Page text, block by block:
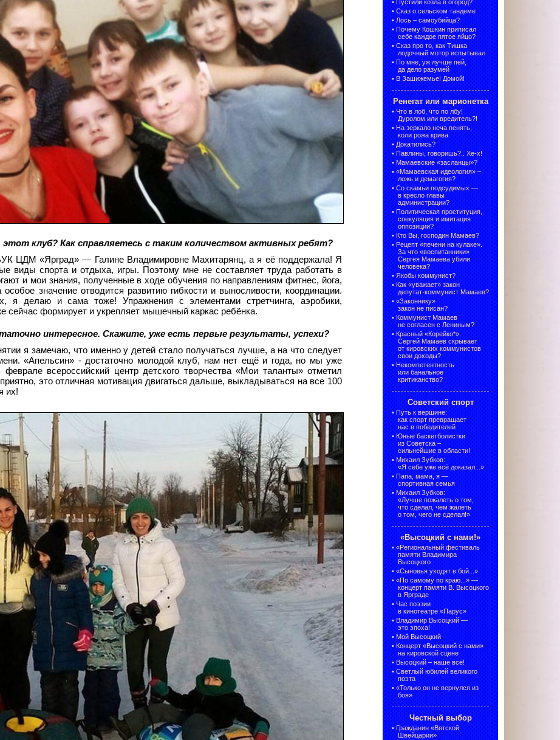
клуб? Как справляетесь с таким количеством активных ребят?
ЦДМ «Ярград» — Галине Владимировне Махитарянц, а я её поддержала! Я
виды спорта и отдыха, игры. Поэтому мне не составляет труда работать в
и мои знания, полученные в ходе обучения по направлениям фитнес, йога,
значение отводится развитию гибкости и выносливости, координации.
я делаю и сама тоже! Упражнения с элементами стретчинга, аэробики,
сейчас формирует и укрепляет мышечный каркас ребёнка.
интересное. Скажите, уже есть первые результаты, успехи?
я замечаю, что именно у детей стало получаться лучше, а на что следует
«Апельсин» - достаточно молодой клуб, нам нет ещё и года, но мы уже
всероссийский центр детского творчества «Мои таланты» отметил
это отличная мотивация двигаться дальше, выкладываться на все 100
их!
• Пустили козла в огород?
• Сказ о сельском тандеме
• Лось – самоубийца?
• Почему Кошкин приписал
себе каждое пятое яйцо?
• Сказ про то, как Тишка
лодочный мотор испытывал
• По мне, уж лучше пей,
да дело разумей
• В Зашижемье! Домой!
Ренегат или марионетка
• Что в лоб, что по лбу!
Дуролом или вредитель?!
• На зеркало неча пенять,
коли рожа крива
• Докатились?
• Павлины, говоришь?.. Хе-х!
• Мамаевские «засланцы»?
• «Мамаевская идеология» –
ложь и демагогия?
• Со скамьи подсудимых —
в кресло главы
администрации?
• Политическая проституция,
спекуляция и имитация
оппозиции?
• Кто Вы, господин Мамаев?
• Рецепт «печени на кулаке».
За что «воспитанники»
Сергея Мамаева убили
человека?
• Якобы коммунист?
• Как «уважает» закон
депутат-коммунист Мамаев?
• «Законнику»
закон не писан?
• Коммунист Мамаев
не согласен с Лениным?
• Красный «Корейко*».
Сергей Мамаев скрывает
от кировских коммунистов
свои доходы?
• Некомпетентность
или банальное
критиканство?
Советский спорт
• Путь к вершине:
как спорт превращает
нас в победителей
• Юные баскетболистки
из Советска –
сильнейшие в области!
• Михаил Зубков:
«Я себе уже всё доказал...»
• Папа, мама, я —
спортивная семья
• Михаил Зубков:
«Лучше пожалеть о том,
что сделал, чем жалеть
о том, чего не сделал!»
«Высоцкий с нами!»
• «Региональный фестиваль
памяти Владимира
Высоцкого
• «Сыновья уходят в бой...»
• «По самому по краю...» —
концерт памяти В. Высоцкого
в Ярграде
• Час поэзии
в кинотеатре «Парус»
• Владимир Высоцкий —
это эпоха!
• Мой Высоцкий
• Концерт «Высоцкий с нами»
на кировской сцене
• Высоцкий – наше всё!
• Светлый юбилей великого
поэта
• «Только он не вернулся из
боя»
Честный выбор
• Гражданин «Вятской
Швейцарии»